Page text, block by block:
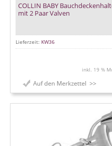
COLLIN BABY
mit 2 Paar Valven
Lieferzeit: KW36
inkl. 19 %